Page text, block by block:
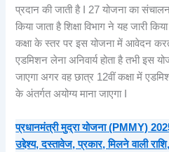
प्रदान की जाती है I 27 योजना का संचालन
किया जाता है शिक्षा विभाग ने यह जारी
कक्षा के स्तर पर इस योजना में आवेदन
एडमिशन लेना अनिवार्य होता है तभी इस
जाएगा अगर वह छात्र 12वीं कक्षा में
के अंतर्गत अयोग्य माना जाएगा I
प्रधानमंत्री मुद्रा योजना (PMMY)
उद्देश्य, दस्तावेज, प्रकार, मिलने वाली